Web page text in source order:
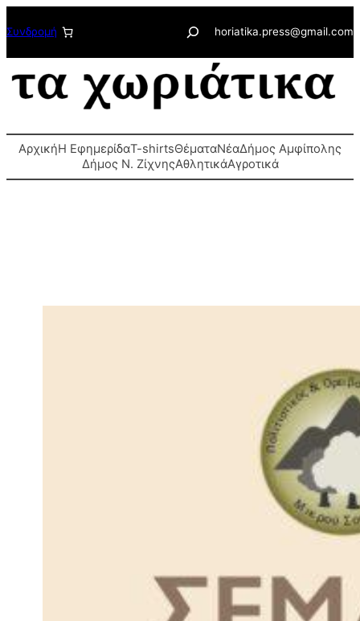
στο
περιεχόμενο
Συνδρομή Αναζήτησηhoriatika.press@gmail.com
ΑρχικήΗ ΕφημερίδαT-shirtsΘέματαΝέαΔήμος Αμφίπολης
Δήμος Ν. ΖίχνηςΑθλητικάΑγροτικά